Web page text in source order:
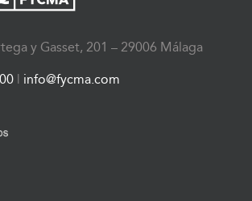
y Gasset, 201 – 29006 Málaga
| info@fycma.com